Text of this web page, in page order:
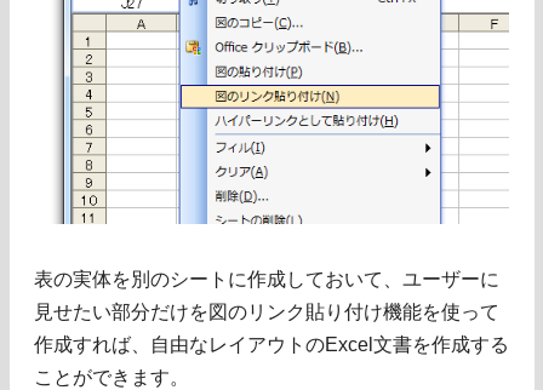
表の実体を別のシートに作成しておいて、ユーザーに
見せたい部分だけを図のリンク貼り付け機能を使って
作成すれば、自由なレイアウトのExcel文書を作成する
ことができます。